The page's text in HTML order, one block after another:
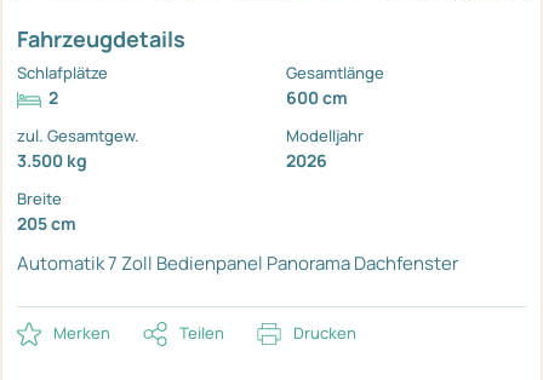
Fahrzeugdetails
Schlafplätze
2
Gesamtlänge
600 cm
zul. Gesamtgew.
3.500 kg
Modelljahr
2026
Breite
205 cm
Automatik7 Zoll Bedienpanel Panorama Dachfenster
Merken Teilen Drucken